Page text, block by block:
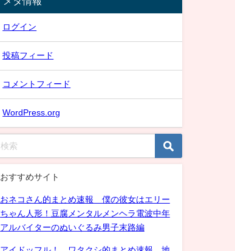
ログイン
投稿フィード
コメントフィード
WordPress.org
おすすめサイト
おネコさん的まとめ速報 僕の彼女はエリー
ちゃん人形！豆腐メンタルメンヘラ電波中年
アルバイターのぬいぐるみ男子末路編